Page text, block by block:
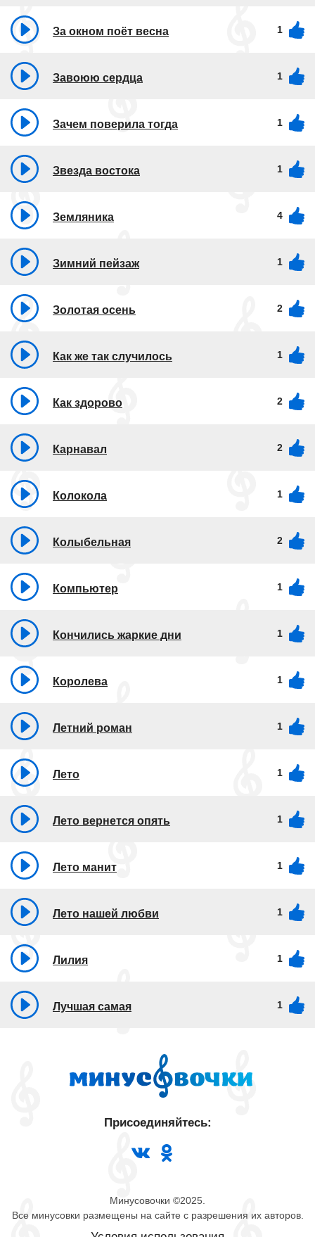
За окном поёт весна 1
Завоюю сердца 1
Зачем поверила тогда 1
Звезда востока 1
Земляника 4
Зимний пейзаж 1
Золотая осень 2
Как же так случилось 1
Как здорово 2
Карнавал 2
Колокола 1
Колыбельная 2
Компьютер 1
Кончились жаркие дни 1
Королева 1
Летний роман 1
Лето 1
Лето вернется опять 1
Лето манит 1
Лето нашей любви 1
Лилия 1
Лучшая самая 1
Минусовочки ©2025.
Все минусовки размещены на сайте с разрешения их авторов.
Присоединяйтесь: